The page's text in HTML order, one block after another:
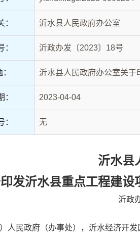
： 沂水县人民政府办公室
： 沂政办发〔2023〕18号
沂水县人民政府办公室关于
： 2023-04-04
： 无
沂水县
发沂水县重点工程建
沂政
人民政府（办事处），沂水经济开